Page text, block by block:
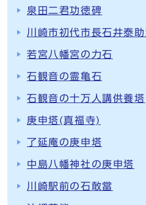
泉田二君功徳碑
川崎市初代市長石井泰
若宮八幡宮の力石
石観音の霊亀石
石観音の十万人講供養塔
庚申塔(真福寺)
了延庵の庚申塔
中島八幡神社の庚申塔
川崎駅前の石敢當